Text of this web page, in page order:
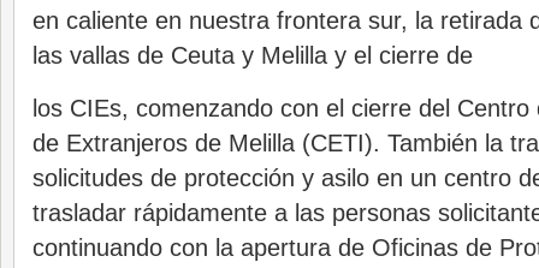
en caliente en nuestra frontera sur, la retirada
las vallas de Ceuta y Melilla y el cierre de
los CIEs, comenzando con el cierre del
de Extranjeros de Melilla (CETI). También la
solicitudes de protección y asilo en un centro
trasladar rápidamente a las personas
continuando con la apertura de Oficinas de